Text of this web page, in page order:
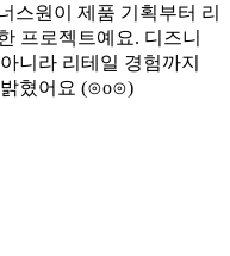
스원이 제품 기획부터 리
프로젝트예요. 디즈니
니라 리테일 경험까지
혔어요 (⊙o⊙)